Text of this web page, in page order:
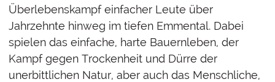
Überlebenskampf einfacher Leute über
Jahrzehnte hinweg im tiefen Emmental. Dabei
spielen das einfache, harte Bauernleben, der
Kampf gegen Trockenheit und Dürre der
unerbittlichen Natur, aber auch das Menschliche,